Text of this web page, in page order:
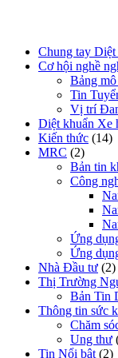
Chung tay
Cơ hội nghề
Bảng
Tin
Vị trí
Diệt khuẩn Xe
Kiến thức (14)
MRC (2)
Bản tin
Công
Ứng
Ứng
Nhà Đầu tư (2)
Thị Trường
Bản Tin
Thông tin sức
Chăm
Ung thư
Tin Nổi bật (2)